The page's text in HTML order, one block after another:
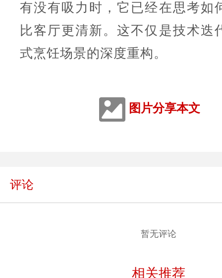
有没有吸力时，它已经在思考如
比客厅更清新。这不仅是技术迭
式烹饪场景的深度重构。
图片分享本文
评论
暂无评论
相关推荐